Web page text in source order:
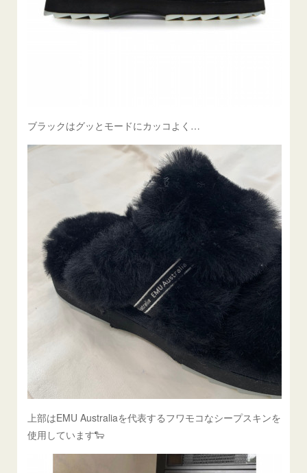
ブラックはグッとモードにカッコよく…
上部はEMU Australiaを代表するフワモコなシープスキンを
使用しています🐑